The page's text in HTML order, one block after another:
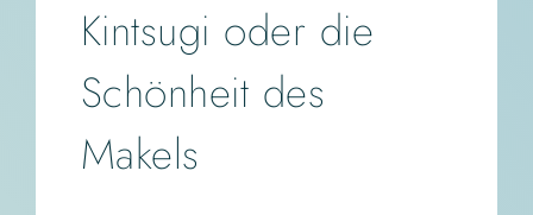
Kintsugi oder die
Schönheit des
Makels